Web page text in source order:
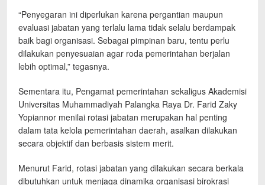
“Penyegaran ini diperlukan karena pergantian maupun
evaluasi jabatan yang terlalu lama tidak selalu berdampak
baik bagi organisasi. Sebagai pimpinan baru, tentu perlu
dilakukan penyesuaian agar roda pemerintahan berjalan
lebih optimal,” tegasnya.
Sementara itu, Pengamat pemerintahan sekaligus Akademisi
Universitas Muhammadiyah Palangka Raya Dr. Farid Zaky
Yopiannor menilai rotasi jabatan merupakan hal penting
dalam tata kelola pemerintahan daerah, asalkan dilakukan
secara objektif dan berbasis sistem merit.
Menurut Farid, rotasi jabatan yang dilakukan secara berkala
dibutuhkan untuk menjaga dinamika organisasi birokrasi